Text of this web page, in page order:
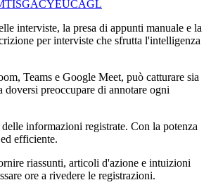
ISGACYEUCAGL
interviste, la presa di appunti manuale e la
per interviste che sfrutta l'intelligenza
Teams e Google Meet, può catturare sia
preoccupare di annotare ogni
informazioni registrate. Con la potenza
efficiente.
riassunti, articoli d'azione e intuizioni
ore a rivedere le registrazioni.